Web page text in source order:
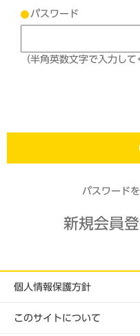
パスワード
（半角英数文字で入力して
パスワード
新規会員
個人情報保護方針
このサイトについて